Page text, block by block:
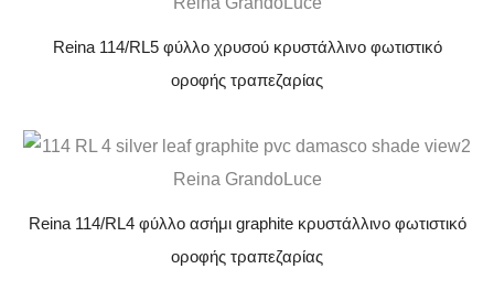
Reina 114/RL5 φύλλο χρυσού κρυστάλλινο φωτιστικό
οροφής τραπεζαρίας
Reina 114/RL4 φύλλο ασήμι graphite κρυστάλλινο φωτιστικό
οροφής τραπεζαρίας